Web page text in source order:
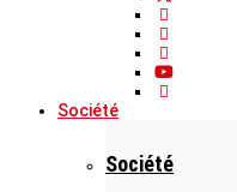
Société
Société